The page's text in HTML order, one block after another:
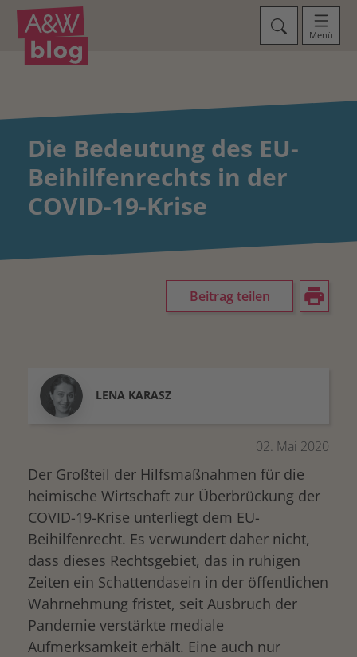
Menü
Die Bedeutung des EU-
Beihilfenrechts in der
COVID-19-Krise
Beitrag teilen
LENA KARASZ
02. Mai 2020
Der Großteil der Hilfsmaßnahmen für die
heimische Wirtschaft zur Überbrückung der
COVID-19-Krise unterliegt dem EU-
Beihilfenrecht. Es verwundert daher nicht,
dass dieses Rechtsgebiet, das in ruhigen
Zeiten ein Schattendasein in der öffentlichen
Wahrnehmung fristet, seit Ausbruch der
Pandemie verstärkte mediale
Aufmerksamkeit erhält. Eine auch nur